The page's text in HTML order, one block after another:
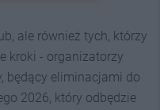
ale również tych, którzy
kroki - organizatorzy
będący eliminacjami do
2026, który odbędzie